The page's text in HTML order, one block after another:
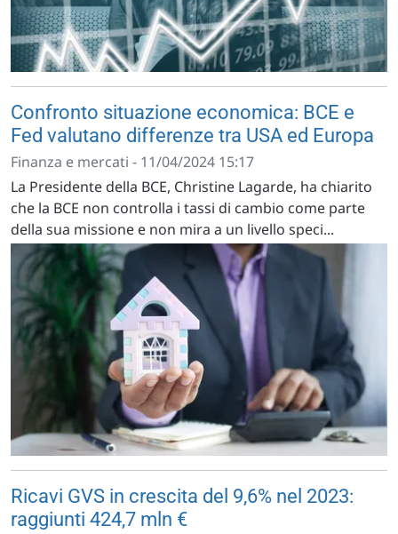
Confronto situazione economica: BCE e
Fed valutano differenze tra USA ed Europa
Finanza e mercati - 11/04/2024 15:17
La Presidente della BCE, Christine Lagarde, ha chiarito
che la BCE non controlla i tassi di cambio come parte
della sua missione e non mira a un livello speci...
Ricavi GVS in crescita del 9,6% nel 2023:
raggiunti 424,7 mln €